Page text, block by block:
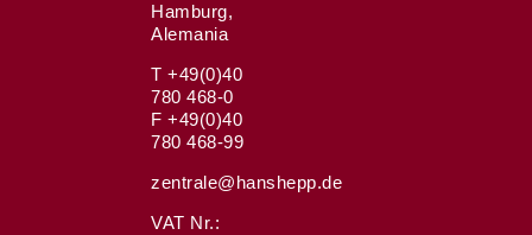
Hamburg,
Alemania
T +49(0)40
780 468-0
F +49(0)40
780 468-99
zentrale@hanshepp.de
VAT Nr.: